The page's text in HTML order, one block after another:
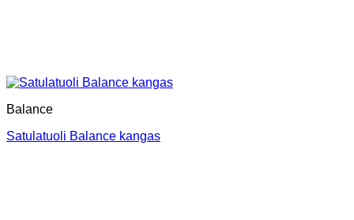
Balance
Satulatuoli Balance kangas